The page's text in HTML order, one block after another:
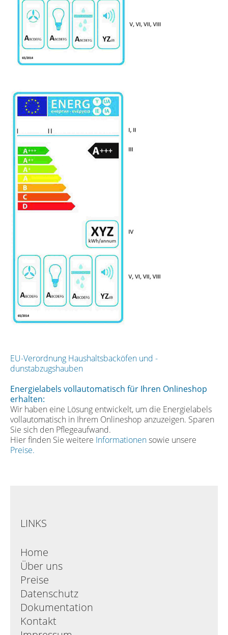
EU-Verordnung Haushaltsbacköfen und -
dunstabzugshauben
Energielabels vollautomatisch für Ihren Onlineshop
erhalten:
Wir haben eine Lösung entwickelt, um die Energielabels
vollautomatisch in Ihrem Onlineshop anzuzeigen. Sparen
Sie sich den Pflegeaufwand.
Hier finden Sie weitere Informationensowie unsere
Preise.
LINKS
Home
Über uns
Preise
Datenschutz
Dokumentation
Kontakt